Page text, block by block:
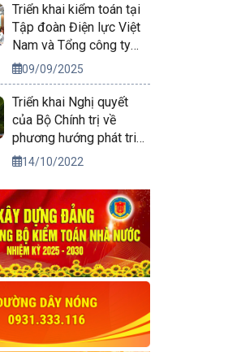
Triển khai kiểm toán tại
Tập đoàn Điện lực Việt
Nam và Tổng công ty
Phát điện 2
09/09/2025
Triển khai Nghị quyết
của Bộ Chính trị về
phương hướng phát triển
kinh tế xã hội và bảo
ninh vùng Tây Nguyên
đến năm 2030, tầm nhìn
đến năm 2045
14/10/2022